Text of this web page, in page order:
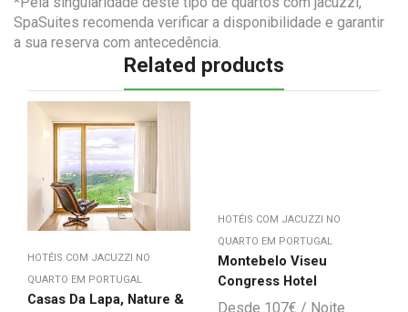
SpaSuites recomenda verificar a disponibilidade e garantir
a sua reserva com antecedência.
Related products
HOTÉIS COM JACUZZI NO
QUARTO EM PORTUGAL
Casas Da Lapa, Nature &
HOTÉIS COM JACUZZI NO
QUARTO EM PORTUGAL
Montebelo Viseu
Congress Hotel
107€